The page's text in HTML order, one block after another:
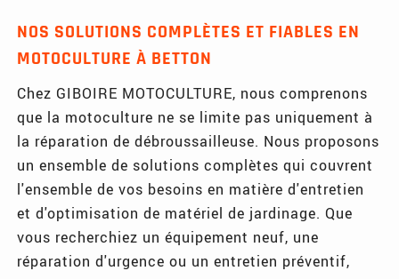
NOS SOLUTIONS COMPLÈTES ET FIABLES EN
MOTOCULTURE À BETTON
Chez GIBOIRE MOTOCULTURE, nous comprenons
que la motoculture ne se limite pas uniquement à
la réparation de débroussailleuse. Nous proposons
un ensemble de solutions complètes qui couvrent
l'ensemble de vos besoins en matière d'entretien
et d'optimisation de matériel de jardinage. Que
vous recherchiez un équipement neuf, une
réparation d'urgence ou un entretien préventif,